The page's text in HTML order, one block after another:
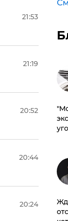
21:53
21:19
20:52
20:44
20:24